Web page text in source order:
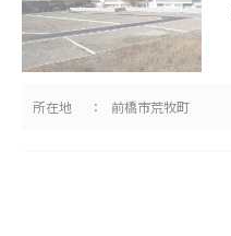
所在地 前橋市荒牧町